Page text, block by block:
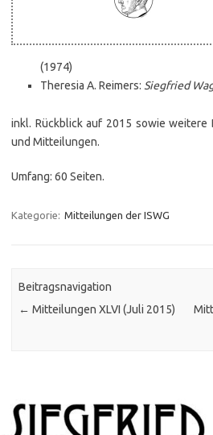
(1974)
Theresia A. Reimers: Siegfried
inkl. Rückblick auf 2015 sowie weitere
und Mitteilungen.
Umfang: 60 Seiten.
Kategorie: Mitteilungen der ISWG
Beitragsnavigation
← Mitteilungen XLVI (Juli 2015)